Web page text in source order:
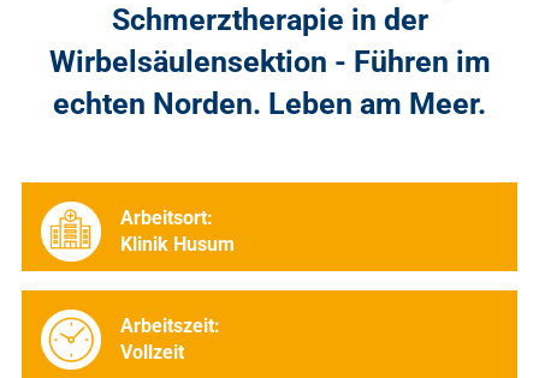
Schmerztherapie in der
Wirbelsäulensektion - Führen im
echten Norden. Leben am Meer.
Arbeitsort:
Klinik Husum
Arbeitszeit:
Vollzeit